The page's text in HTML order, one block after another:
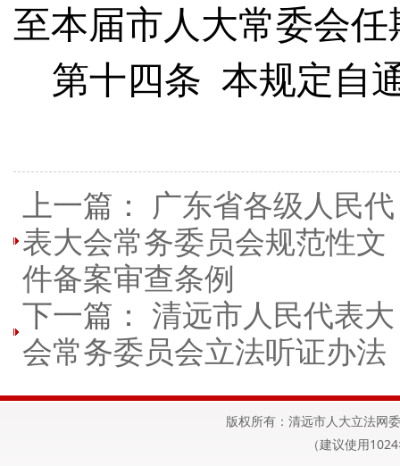
至本届市人大常委会
第十四条 本规定自
上一篇： 广东省各级人民代
表大会常务委员会规范性文
件备案审查条例
下一篇： 清远市人民代表大
会常务委员会立法听证办法
版权所有：清远市人大立法网
（建议使用